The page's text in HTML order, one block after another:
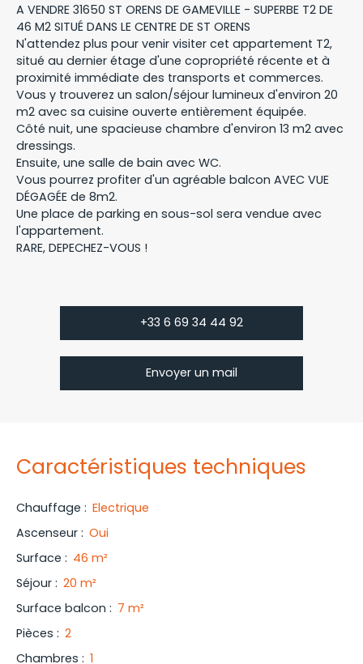
A VENDRE 31650 ST ORENS DE GAMEVILLE - SUPERBE T2 DE
46 M2 SITUÉ DANS LE CENTRE DE ST ORENS
N'attendez plus pour venir visiter cet appartement T2,
situé au dernier étage d'une copropriété récente et à
proximité immédiate des transports et commerces.
Vous y trouverez un salon/séjour lumineux d'environ 20
m2 avec sa cuisine ouverte entièrement équipée.
Côté nuit, une spacieuse chambre d'environ 13 m2 avec
dressings.
Ensuite, une salle de bain avec WC.
Vous pourrez profiter d'un agréable balcon AVEC VUE
DÉGAGÉE de 8m2.
Une place de parking en sous-sol sera vendue avec
l'appartement.
RARE, DEPECHEZ-VOUS !
+33 6 69 34 44 92
Envoyer un mail
Caractéristiques techniques
Chauffage : Electrique
Ascenseur : Oui
Surface : 46 m²
Séjour : 20 m²
Surface balcon : 7 m²
Pièces : 2
Chambres : 1